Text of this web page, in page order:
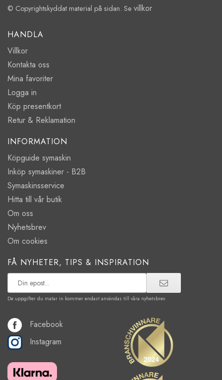
© Copyrightskyddat material på sidan. Se villkor
HANDLA
Villkor
Kontakta oss
Mina favoriter
Logga in
Köp presentkort
Retur & Reklamation
INFORMATION
Köpguide symaskin
Inköp symaskiner - B2B
Symaskinsservice
Hitta till vår butik
Om oss
Nyhetsbrev
Om cookies
FÅ NYHETER, TIPS & INSPIRATION
De uppgifter du matar in kommer endast användas till våra nyhetsbrev.
Facebook
Instagram